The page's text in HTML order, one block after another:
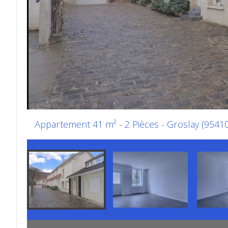
Appartement 41 m² - 2 Pièces - Groslay